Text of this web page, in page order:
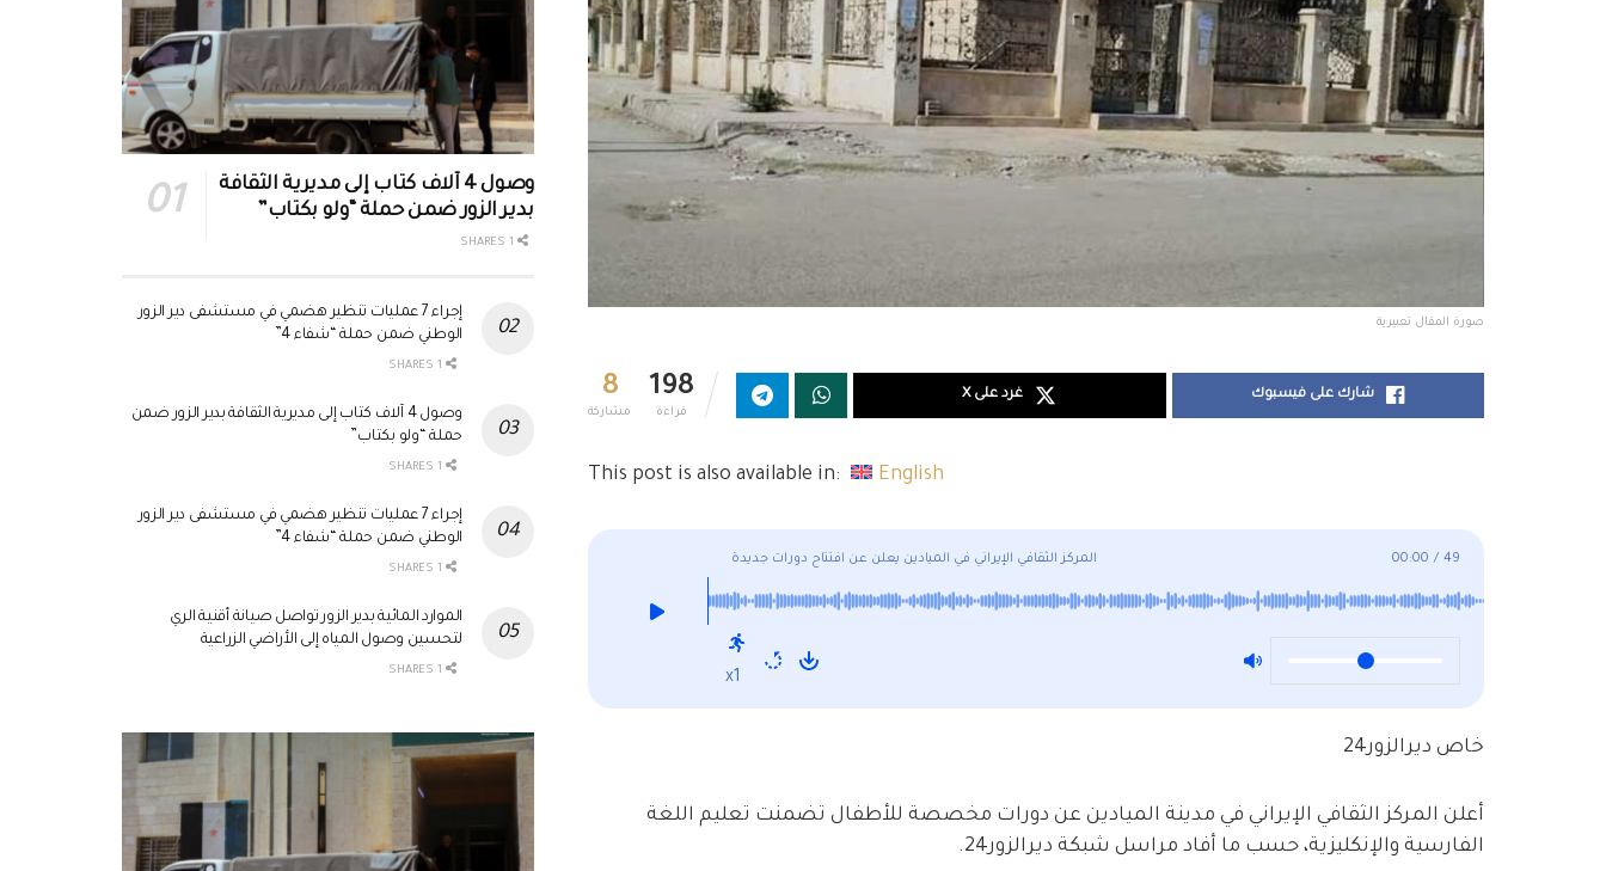
صورة المقال تعبيرية
8
مشاركة
198
قراءة
شارك على فيسبوك غرد على X
This post is also available in: English
المركز الثقافي الإيراني في الميادين يعلن عن افتتاح دورات جديدة 00:00 / 49
x1
خاص ديرالزور24
أعلن المركز الثقافي الإيراني في مدينة الميادين عن دورات مخصصة للأطفال تضمنت تعليم اللغة
الفارسية والإنكليزية، حسب ما أفاد مراسل شبكة ديرالزور24.
وصول 4 آلاف كتاب إلى مديرية الثقافة
بدير الزور ضمن حملة “ولو بكتاب”
إجراء 7 عمليات تنظير هضمي في مستشفى دير الزور
الوطني ضمن حملة “شفاء 4”
وصول 4 آلاف كتاب إلى مديرية الثقافة بدير الزور ضمن
حملة “ولو بكتاب”
إجراء 7 عمليات تنظير هضمي في مستشفى دير الزور
الوطني ضمن حملة “شفاء 4”
الموارد المائية بدير الزور تواصل صيانة أقنية الري
لتحسين وصول المياه إلى الأراضي الزراعية